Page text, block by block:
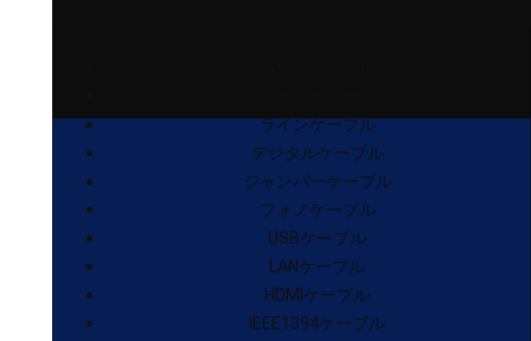
ラインケーブル
デジタルケーブル
ジャンパーケーブル
フォノケーブル
USBケーブル
LANケーブル
HDMIケーブル
IEEE1394ケーブル